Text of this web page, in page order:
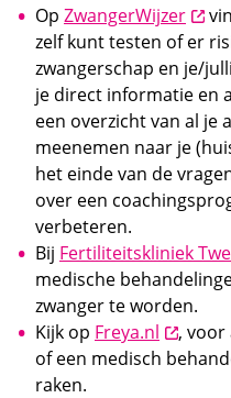
Op ZwangerWijzer
zelf kunt testen of er
zwangerschap en je/
je direct informatie en
een overzicht van al je
meenemen naar je
het einde van de
over een
verbeteren.
Bij Fertiliteitskliniek
medische
zwanger te worden.
Kijk op Freya.nl opent
, voor
of een medisch
raken.